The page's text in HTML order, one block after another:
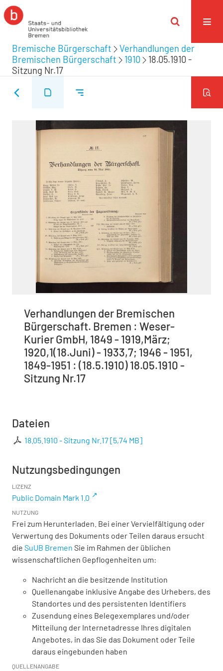
Bremische Bürgerschaft
Verhandlungen der
Bremischen Bürgerschaft
1910
18.05.1910 -
Sitzung Nr.17
Verhandlungen der Bremischen
Bürgerschaft. Bremen : Weser-
Kurier GmbH, 1849 - 1919,März;
1920,1(18.Juni) - 1933,7; 1946 - 1951,
1849-1951 : (18.5.1910) 18.05.1910 -
Sitzung Nr.17
Dateien
18.05.1910 - Sitzung Nr.17[5,74 MB]
Nutzungsbedingungen
LIZENZ
Public Domain Mark 1.0
NUTZUNG
Frei zum Herunterladen. Bei einer Vervielfältigung oder
Verwertung des Dokuments oder Teilen daraus ersucht
die SuUB Bremen Sie im Rahmen der üblichen
wissenschaftlichen Gepflogenheiten um:
Nachricht an die besitzende Institution
Quellenangabe inklusive Angabe des Urhebers, des
Standortes und des persistenten Identifiers
Zusendung eines Belegexemplares und/oder
Mitteilung der Internetadresse Ihres digitalen
Angebotes, in das Sie das Dokument oder Teile
daraus eingebunden haben
QUELLENANGABE